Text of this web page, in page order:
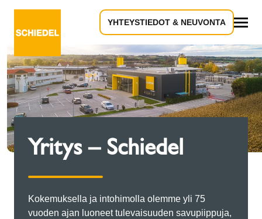
YHTEYSTIEDOT & NEUVONTA
Yritys – Schiedel
Kokemuksella ja intohimolla olemme yli 75
vuoden ajan luoneet tulevaisuuden savupiippuja,